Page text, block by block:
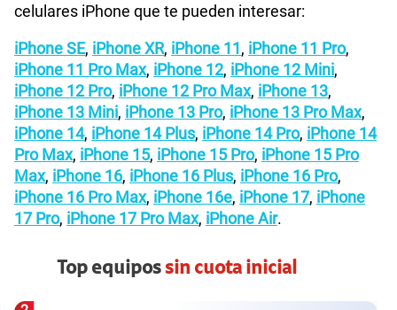
celulares iPhone que te pueden interesar:
iPhone SE, iPhone XR, iPhone 11, iPhone 11 Pro,
iPhone 11 Pro Max, iPhone 12, iPhone 12 Mini,
iPhone 12 Pro, iPhone 12 Pro Max, iPhone 13,
iPhone 13 Mini, iPhone 13 Pro, iPhone 13 Pro Max,
iPhone 14, iPhone 14 Plus, iPhone 14 Pro, iPhone 14
Pro Max, iPhone 15, iPhone 15 Pro, iPhone 15 Pro
Max, iPhone 16, iPhone 16 Plus, iPhone 16 Pro,
iPhone 16 Pro Max, iPhone 16e, iPhone 17, iPhone
17 Pro, iPhone 17 Pro Max, iPhone Air.
Top equipossin cuota inicial